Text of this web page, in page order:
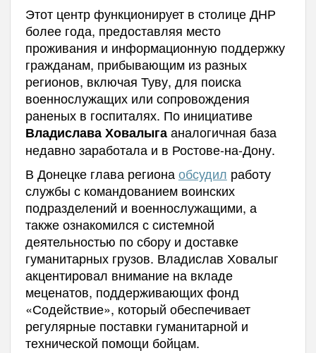
Этот центр функционирует в столице ДНР
более года, предоставляя место
проживания и информационную поддержку
гражданам, прибывающим из разных
регионов, включая Туву, для поиска
военнослужащих или сопровождения
раненых в госпиталях. По инициативе
Владислава Ховалыгааналогичная база
недавно заработала и в Ростове-на-Дону.
В Донецке глава регионаобсудил работу
службы с командованием воинских
подразделений и военнослужащими, а
также ознакомился с системной
деятельностью по сбору и доставке
гуманитарных грузов. Владислав Ховалыг
акцентировал внимание на вкладе
меценатов, поддерживающих фонд
«Содействие», который обеспечивает
регулярные поставки гуманитарной и
технической помощи бойцам.